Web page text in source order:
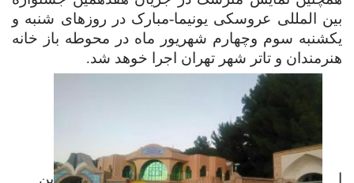
بین المللی عروسکی یونیما-مبارک در روزهای شنبه و
یکشنبه سوم وچهارم شهریور ماه در محوطه باز خانه
هنرمندان و تاتر شهر تهران اجرا خوهد شد.
ا ین